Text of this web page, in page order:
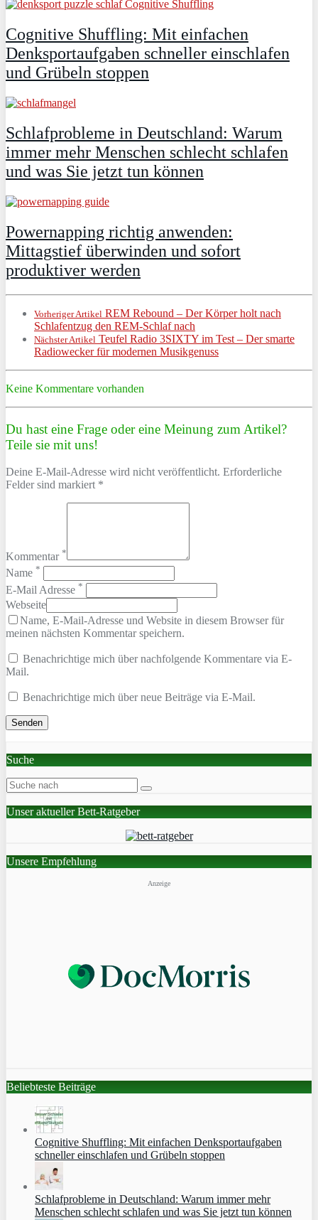
Cognitive Shuffling: Mit einfachen
Denksportaufgaben schneller einschlafen
und Grübeln stoppen
Schlafprobleme in Deutschland: Warum
immer mehr Menschen schlecht schlafen
und was Sie jetzt tun können
Powernapping richtig anwenden:
Mittagstief überwinden und sofort
produktiver werden
Vorheriger Artikel REM Rebound – Der Körper holt nach
Schlafentzug den REM-Schlaf nach
Nächster Artikel Teufel Radio 3SIXTY im Test – Der smarte
Radiowecker für modernen Musikgenuss
Keine Kommentare vorhanden
Du hast eine Frage oder eine Meinung zum Artikel?
Teile sie mit uns!
Deine E-Mail-Adresse wird nicht veröffentlicht. Erforderliche
Felder sind markiert *
Kommentar *
Name *
E-Mail Adresse *
Webseite
Name, E-Mail-Adresse und Website in diesem Browser für
meinen nächsten Kommentar speichern.
Benachrichtige mich über nachfolgende Kommentare via E-
Mail.
Benachrichtige mich über neue Beiträge via E-Mail.
Suche
Unser aktueller Bett-Ratgeber
Unsere Empfehlung
Anzeige
Beliebteste Beiträge
Cognitive Shuffling: Mit einfachen Denksportaufgaben
schneller einschlafen und Grübeln stoppen
Schlafprobleme in Deutschland: Warum immer mehr
Menschen schlecht schlafen und was Sie jetzt tun können